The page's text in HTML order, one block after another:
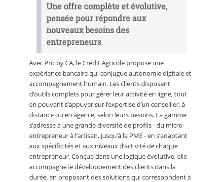
Une offre complète et évolutive,
pensée pour répondre aux
nouveaux besoins des
entrepreneurs
Avec Pro by CA, le Crédit Agricole propose une
expérience bancaire qui conjugue autonomie digitale et
accompagnement humain. Les clients disposent
d’outils complets pour gérer leur activité en ligne, tout
en pouvant s’appuyer sur l’expertise d’un conseiller, à
distance ou en agence, selon leurs besoins. La gamme
s’adresse à une grande diversité de profils - du micro-
entrepreneur à l’artisan, jusqu’à la PME - en s’adaptant
aux spécificités et aux niveaux d’activité de chaque
entrepreneur. Conçue dans une logique évolutive, elle
accompagne le développement des clients dans la
durée, en proposant des solutions qui correspondent à